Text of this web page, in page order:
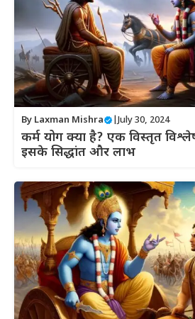
By Laxman Mishra July 30, 2024
कर्म योग क्या है? एक विस्तृत
इसके सिद्धांत और लाभ